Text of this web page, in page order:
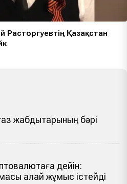
Расторгуевтің Қазақстан
жабдықтарының бәрі
дейін:
қалай жұмыс істейді